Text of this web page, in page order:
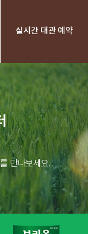
실시간 대관 예약
만나보세요.